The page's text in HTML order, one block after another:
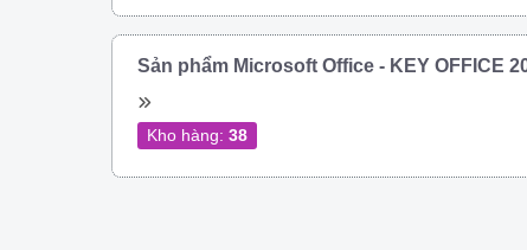
Sản phẩm Microsoft Office - KEY OFFICE
Kho hàng: 38